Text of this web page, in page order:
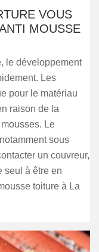
VOUS
MOUSSE
le développement
Les
pour le matériau
raison de la
Le
sous
un couvreur,
seul à être en
toiture à La